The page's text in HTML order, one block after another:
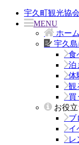
宇久町観光協会
MENU
ホーム
宇久
食
泊
体
観
買
お役
ブ
イ
レ